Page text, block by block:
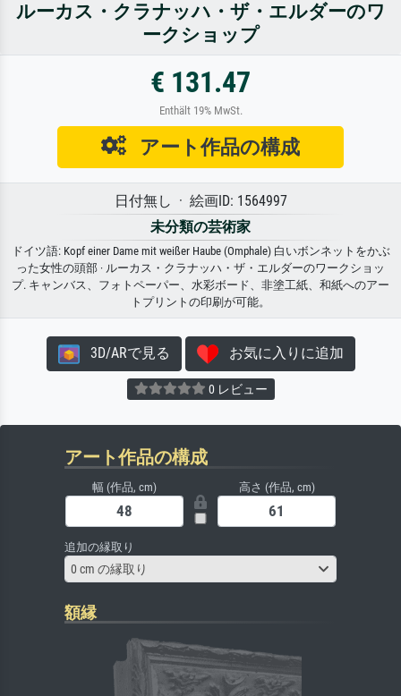
ルーカス・クラナッハ・ザ・エルダーのワ
ークショップ
€ 131.47
Enthält 19% MwSt.
アート作品の構成
日付無し · 絵画ID: 1564997
未分類の芸術家
ドイツ語: Kopf einer Dame mit weißer Haube (Omphale) 白いボンネットをかぶ
った女性の頭部 · ルーカス・クラナッハ・ザ・エルダーのワークショッ
プ. キャンバス、フォトペーパー、水彩ボード、非塗工紙、和紙へのアー
トプリントの印刷が可能。
3D/ARで見る お気に入りに追加
0 レビュー
アート作品の構成
幅 (作品, cm) 高さ (作品, cm)
追加の縁取り
0 cm の縁取り
額縁